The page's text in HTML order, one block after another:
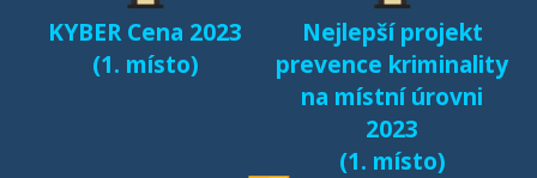
KYBER Cena 2023
(1. místo)
Nejlepší projekt
prevence kriminality
na místní úrovni
2023
(1. místo)